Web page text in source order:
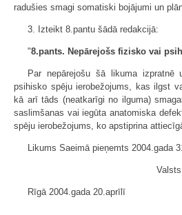
radušies smagi somatiski bojājumi un
3. Izteikt 8.pantu šādā redakcijā:
"8.pants. Nepārejošs fizisko vai
Par nepārejošu šā likuma
psihisko spēju ierobežojums, kas ilgst
kā arī tāds (neatkarīgi no ilguma)
saslimšanas vai iegūta anatomiska
spēju ierobežojums, ko apstiprina
Likums Saeimā pieņemts 2004.gada
Rīgā 2004.gada 20.aprīlī